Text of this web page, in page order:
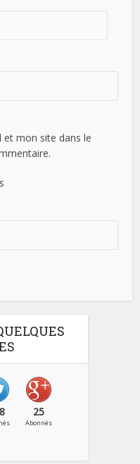
mon site dans le
25
Abonnés